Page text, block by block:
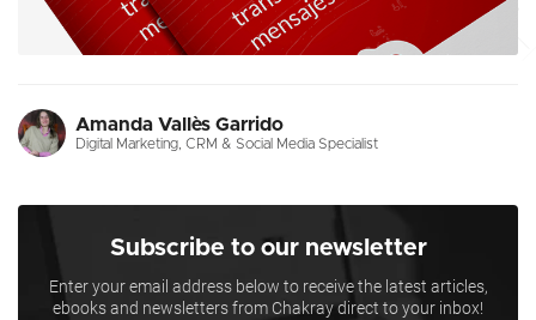
Amanda Vallès Garrido
Digital Marketing, CRM & Social Media Specialist
Subscribe to our newsletter
Enter your email address below to receive the latest articles,
ebooks and newsletters from Chakray direct to your inbox!